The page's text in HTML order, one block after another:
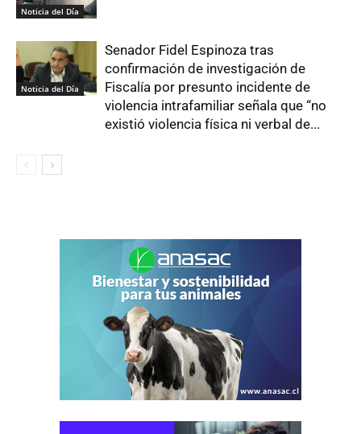
Noticia del Día
Noticia del Día
Senador Fidel Espinoza tras
confirmación de investigación de
Fiscalía por presunto incidente de
violencia intrafamiliar señala que “no
existió violencia física ni verbal de...